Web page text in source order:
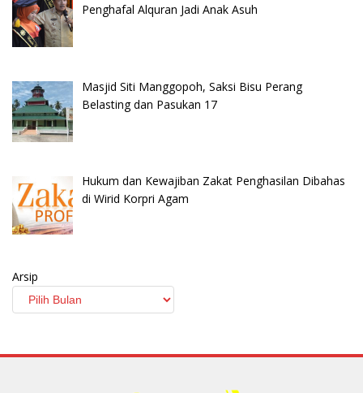
Penghafal Alquran Jadi Anak Asuh
Masjid Siti Manggopoh, Saksi Bisu Perang
Belasting dan Pasukan 17
Hukum dan Kewajiban Zakat Penghasilan Dibahas
di Wirid Korpri Agam
Arsip